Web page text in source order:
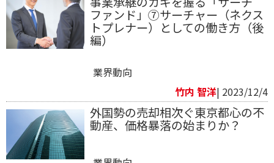
ファンド」⑦サーチャー（ネクス
トプレナー）としての働き方（後
編）
業界動向
竹内 智洋| 2023/12/4
外国勢の売却相次ぐ東京都心の不
動産、価格暴落の始まりか？